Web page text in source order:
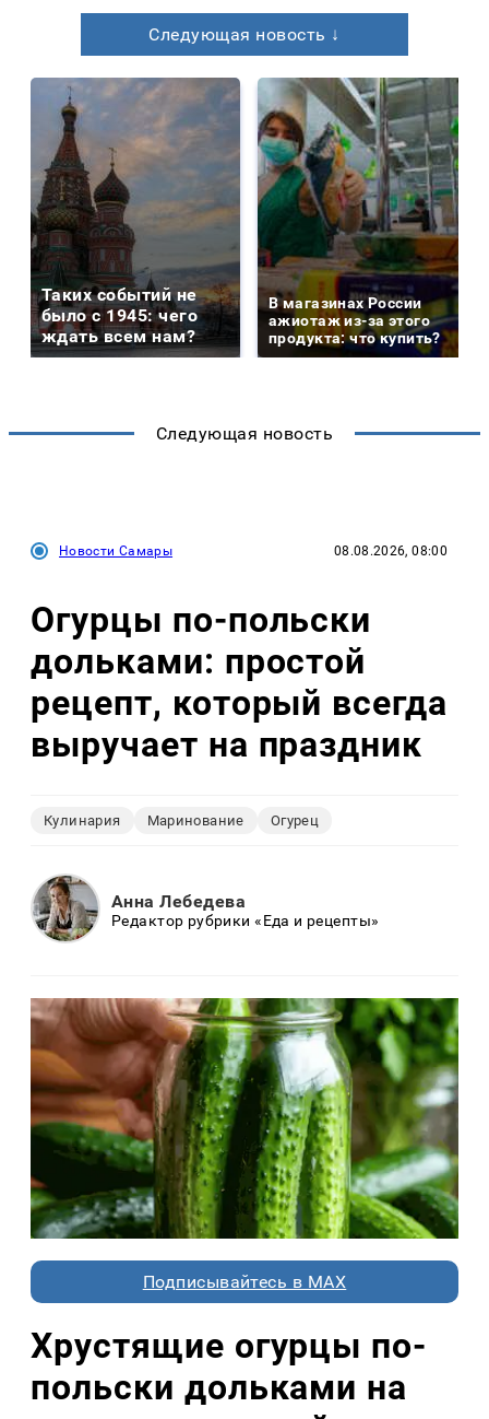
Следующая новость ↓
Таких событий не
было с 1945: чего
ждать всем нам?
В магазинах России
ажиотаж из-за этого
продукта: что купить?
Следующая новость
Новости Самары 08.08.2026, 08:00
Огурцы по‑польски
дольками: простой
рецепт, который всегда
выручает на праздник
Кулинария Маринование Огурец
Анна Лебедева
Редактор рубрики «Еда и рецепты»
Подписывайтесь в MAX
Хрустящие огурцы по-
польски дольками на